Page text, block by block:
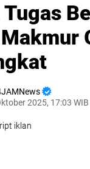
Tugas
2025, 17:03 WIB
iklan